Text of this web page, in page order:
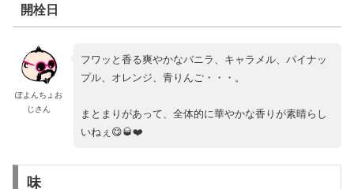
開栓日
ぽよんちょお
じさん
フワッと香る爽やかなバニラ、キャラメル、パイナッ
プル、オレンジ、青りんご・・・。
まとまりがあって、全体的に華やかな香りが素晴らし
いねぇ😋🥃❤️
味